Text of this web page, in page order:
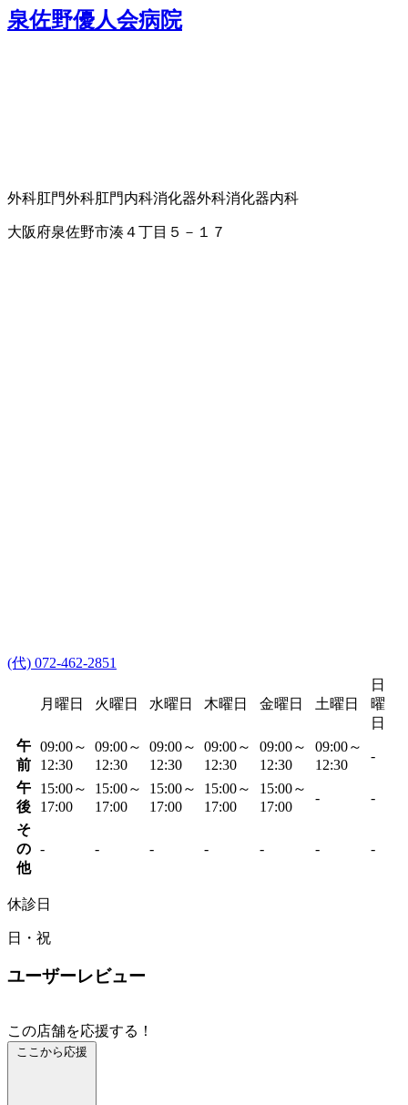
泉佐野優人会病院
外科肛門外科肛門内科消化器外科消化器内科
大阪府泉佐野市湊４丁目５－１７
(代) 072-462-2851
月曜日 火曜日 水曜日 木曜日 金曜日 土曜日
日
曜
日
午
前
09:00～
12:30
09:00～
12:30
09:00～
12:30
09:00～
12:30
09:00～
12:30
09:00～
12:30
-
午
後
15:00～
17:00
15:00～
17:00
15:00～
17:00
15:00～
17:00
15:00～
17:00
- -
そ
の
他
- - - - - - -
休診日
日・祝
ユーザーレビュー
この店舗を応援する！
ここから応援